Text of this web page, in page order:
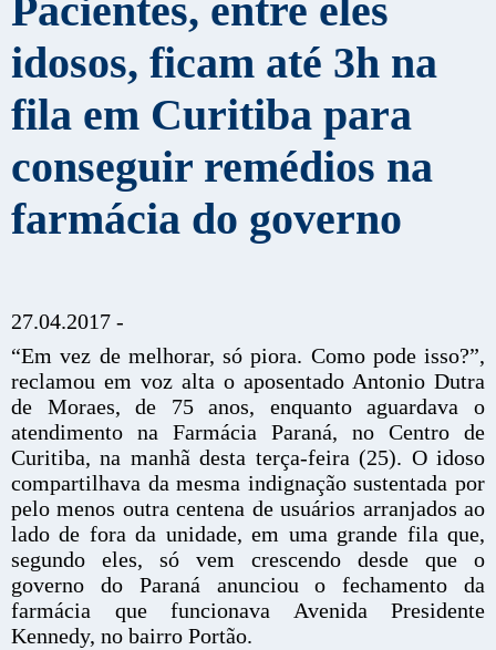
Pacientes, entre eles
idosos, ficam até 3h na
fila em Curitiba para
conseguir remédios na
farmácia do governo
27.04.2017 -
“Em vez de melhorar, só piora. Como pode isso?”,
reclamou em voz alta o aposentado Antonio Dutra
de Moraes, de 75 anos, enquanto aguardava o
atendimento na Farmácia Paraná, no Centro de
Curitiba, na manhã desta terça-feira (25). O idoso
compartilhava da mesma indignação sustentada por
pelo menos outra centena de usuários arranjados ao
lado de fora da unidade, em uma grande fila que,
segundo eles, só vem crescendo desde que o
governo do Paraná anunciou o fechamento da
farmácia que funcionava Avenida Presidente
Kennedy, no bairro Portão.